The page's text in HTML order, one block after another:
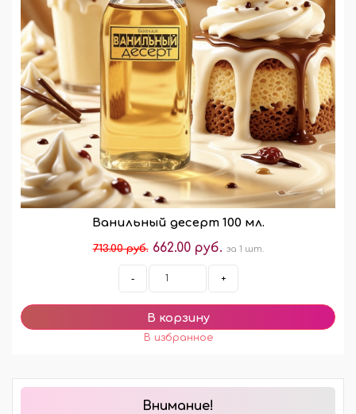
Ванильный десерт 100 мл.
713.00 руб. 662.00 руб. за 1 шт.
- +
Внимание!